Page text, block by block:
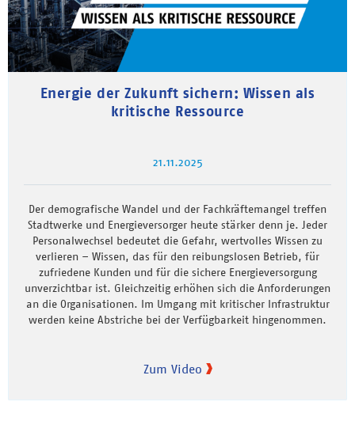
Energie der Zukunft sichern: Wissen als
kritische Ressource
21.11.2025
Der demografische Wandel und der Fachkräftemangel treffen
Stadtwerke und Energieversorger heute stärker denn je. Jeder
Personalwechsel bedeutet die Gefahr, wertvolles Wissen zu
verlieren – Wissen, das für den reibungslosen Betrieb, für
zufriedene Kunden und für die sichere Energieversorgung
unverzichtbar ist. Gleichzeitig erhöhen sich die Anforderungen
an die Organisationen. Im Umgang mit kritischer Infrastruktur
werden keine Abstriche bei der Verfügbarkeit hingenommen.
Zum Video